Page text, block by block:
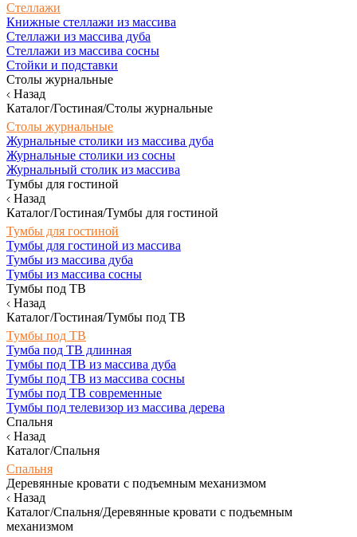
Стеллажи
Книжные стеллажи из массива
Стеллажи из массива дуба
Стеллажи из массива сосны
Стойки и подставки
Столы журнальные
Назад
Каталог/Гостиная/Столы журнальные
Столы журнальные
Журнальные столики из массива дуба
Журнальные столики из сосны
Журнальный столик из массива
Тумбы для гостиной
Назад
Каталог/Гостиная/Тумбы для гостиной
Тумбы для гостиной
Тумбы для гостиной из массива
Тумбы из массива дуба
Тумбы из массива сосны
Тумбы под ТВ
Назад
Каталог/Гостиная/Тумбы под ТВ
Тумбы под ТВ
Тумба под ТВ длинная
Тумбы под ТВ из массива дуба
Тумбы под ТВ из массива сосны
Тумбы под ТВ современные
Тумбы под телевизор из массива дерева
Спальня
Назад
Каталог/Спальня
Спальня
Деревянные кровати с подъемным механизмом
Назад
Каталог/Спальня/Деревянные кровати с подъемным
механизмом